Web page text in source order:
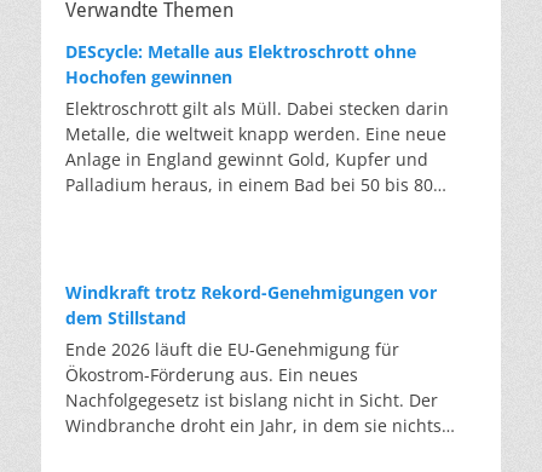
Verwandte Themen
DEScycle: Metalle aus Elektroschrott ohne
Hochofen gewinnen
Elektroschrott gilt als Müll. Dabei stecken darin
Metalle, die weltweit knapp werden. Eine neue
Anlage in England gewinnt Gold, Kupfer und
Palladium heraus, in einem Bad bei 50 bis 80
tausend Grad ein. Energieintensiv und nur im
industriellen Großmaßstab möglich. Das Londoner
Start-up DEScycle hat im englischen Teesside eine
Demonstrationsanlage eröffnet, die ohne diese
Hitze auskommt: Ein chemisches Bad löst die
Metalle bei 50 bis 80 Grad heraus, statt sie
einzuschmelzen. Das Verfahren heißt Iono-
Windkraft trotz Rekord-Genehmigungen vor
dem Stillstand
Ende 2026 läuft die EU-Genehmigung für
Ökostrom-Förderung aus. Ein neues
Nachfolgegesetz ist bislang nicht in Sicht. Der
Windbranche droht ein Jahr, in dem sie nichts